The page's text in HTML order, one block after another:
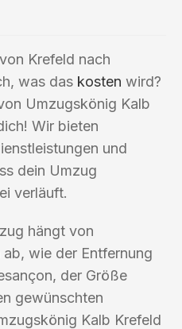
Krefeld nach
was das kosten wird?
Umzugskönig Kalb
Wir bieten
und
dein Umzug
verläuft.
hängt von
wie der Entfernung
der Größe
gewünschten
Kalb Krefeld